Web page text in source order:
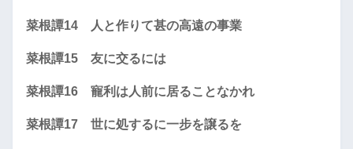
菜根譚14 人と作りて甚の高遠の事業
菜根譚15 友に交るには
菜根譚16 寵利は人前に居ることなかれ
菜根譚17 世に処するに一步を譲るを